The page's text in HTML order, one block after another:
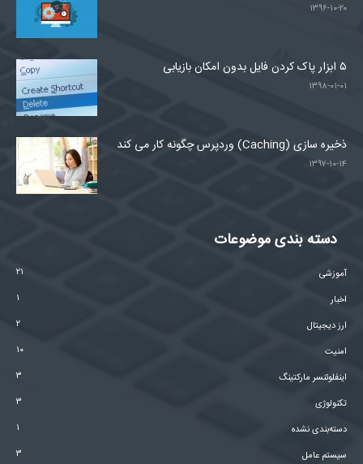
۱۳۹۶-۱۰-۲۰
۵ ابزار پاک کردن فایل بدون امکان بازیابی
۱۳۹۸-۰۱-۰۱
ذخیره سازی (Caching) وردپرس چگونه کار می کند
۱۳۹۷-۱۰-۱۴
دسته بندی موضوعات
آموزشی
۲۱
اخبار
۱
ارز دیجیتال
۲
امنیت
۱۰
اینفلوئنسر مارکتینگ
۳
تکنولوژی
۳
دسته‌بندی نشده
۱
سیستم عامل
۳